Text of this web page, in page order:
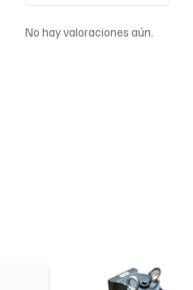
No hay valoraciones aún.